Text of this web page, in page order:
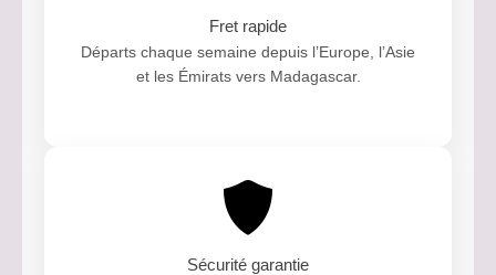
Fret rapide
Départs chaque semaine depuis l’Europe, l’Asie
et les Émirats vers Madagascar.
Sécurité garantie